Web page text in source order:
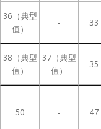
36（典型
值）
- 33
38（典型
值）
37（典型
值）
35
50 - 47